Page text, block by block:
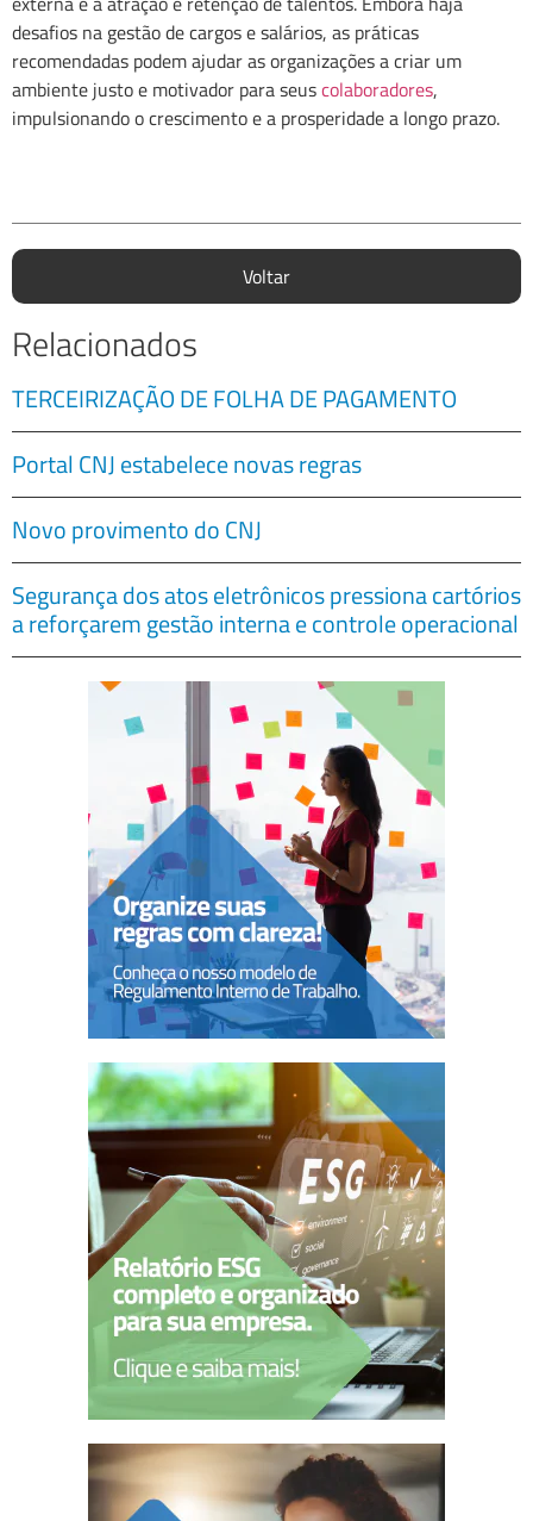
desafios na gestão de cargos e salários, as práticas
recomendadas podem ajudar as organizações a criar um
ambiente justo e motivador para seuscolaboradores,
impulsionando o crescimento e a prosperidade a longo prazo.
Voltar
Relacionados
TERCEIRIZAÇÃO DE FOLHA DE PAGAMENTO
Portal CNJ estabelece novas regras
Novo provimento do CNJ
Segurança dos atos eletrônicos pressiona cartórios
a reforçarem gestão interna e controle operacional